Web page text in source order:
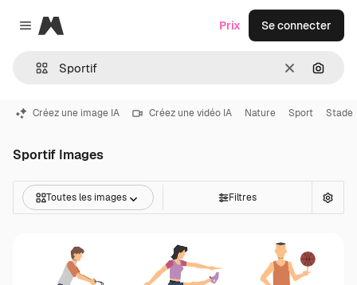
Close menu
Magnific
Effacer
Prix Se connecter
Créez une image IA Créez une vidéo IA Nature Sport Stade
Sportif Images
Toutes les images Filtres